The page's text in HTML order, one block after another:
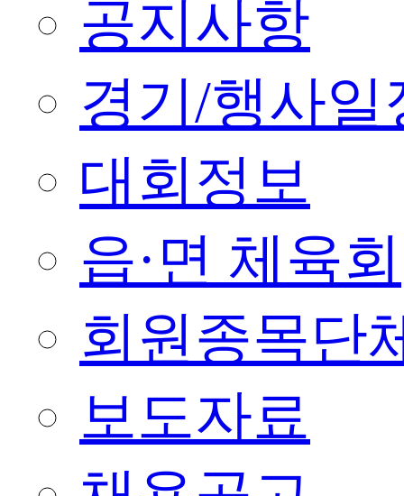
공지사항
경기/행사일
대회정보
읍·면 체육회
회원종목단
보도자료